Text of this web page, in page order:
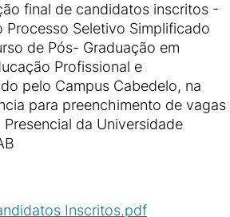
final de candidatos inscritos -
Seletivo Simplificado
de Pós- Graduação em
Profissional e
pelo Campus Cabedelo, na
para preenchimento de vagas
da Universidade
Inscritos.pdf